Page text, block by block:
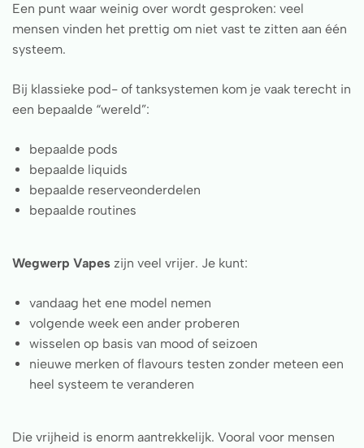
Een punt waar weinig over wordt gesproken: veel
mensen vinden het prettig om niet vast te zitten aan één
systeem.
Bij klassieke pod- of tanksystemen kom je vaak terecht in
een bepaalde “wereld”:
bepaalde pods
bepaalde liquids
bepaalde reserveonderdelen
bepaalde routines
Wegwerp Vapes zijn veel vrijer. Je kunt:
vandaag het ene model nemen
volgende week een ander proberen
wisselen op basis van mood of seizoen
nieuwe merken of flavours testen zonder meteen een
heel systeem te veranderen
Die vrijheid is enorm aantrekkelijk. Vooral voor mensen